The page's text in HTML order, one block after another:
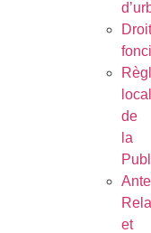
Droit
local
de
la
et